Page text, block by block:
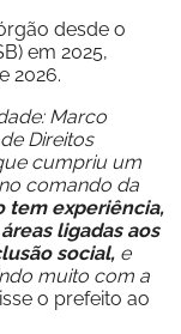
desde o
em 2025,
2026.
Marco
Direitos
cumpriu um
comando da
tem experiência,
ligadas aos
social, e
muito com a
o prefeito ao